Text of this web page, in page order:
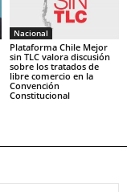
Nacional
Plataforma Chile Mejor
sin TLC valora discusión
sobre los tratados de
libre comercio en la
Convención
Constitucional